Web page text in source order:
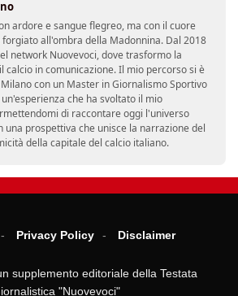
ardore e sangue flegreo, ma con il cuore
all'ombra della Madonnina. Dal 2018
network Nuovevoci, dove trasformo la
calcio in comunicazione. Il mio percorso si è
con un Master in Giornalismo Sportivo
che ha svoltato il mio
di raccontare oggi l'universo
una prospettiva che unisce la narrazione del
della capitale del calcio italiano.
Privacy Policy Disclaimer
supplemento editoriale della Testata
"Nuovevoci"